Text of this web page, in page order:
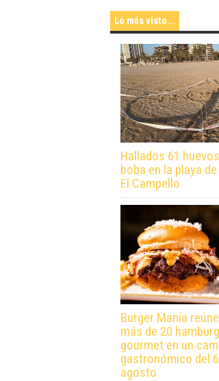
Lo más visto...
Hallados 61
boba en la playa
El Campello
Burger Manía
más de 20
gourmet en un
gastronómico del
agosto